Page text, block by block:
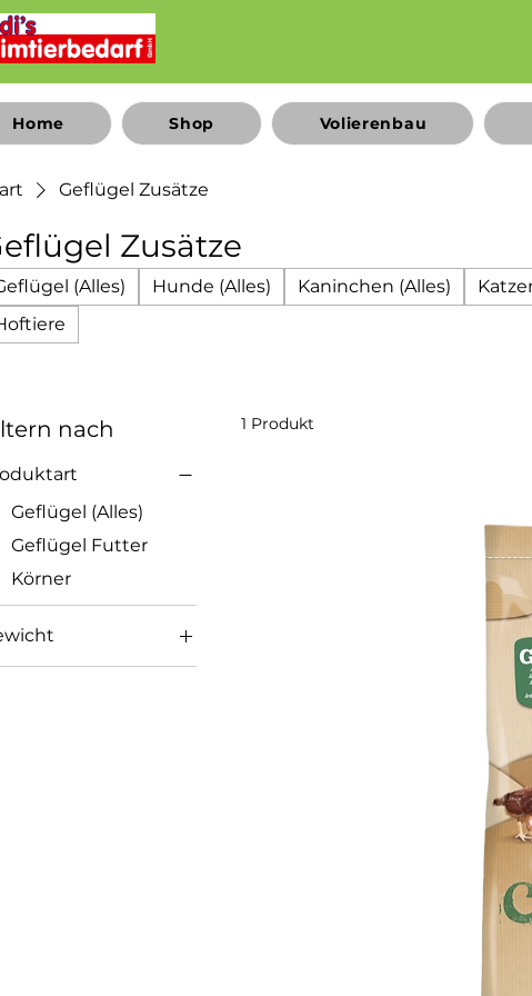
Home Shop Volierenbau
Geflügel Zusätze
Zusätze
(Alles) Hunde (Alles) Kaninchen (Alles)
nach
Geflügel (Alles)
Geflügel Futter
Körner
1 Produkt